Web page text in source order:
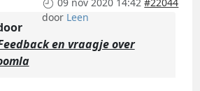
door Leen
en vraagje over